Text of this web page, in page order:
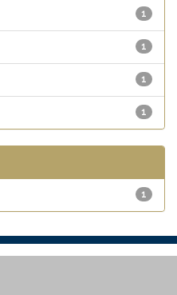
1
1
1
1
1